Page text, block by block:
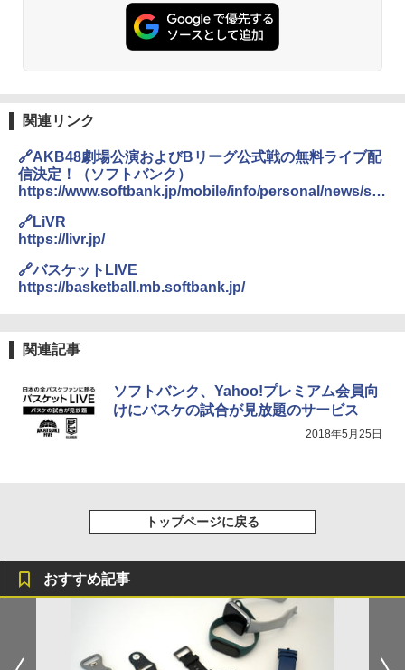
関連リンク
🔗AKB48劇場公演およびBリーグ公式戦の無料ライブ配
信決定！（ソフトバンク）
https://www.softbank.jp/mobile/info/personal/news/ser
🔗LiVR
https://livr.jp/
🔗バスケットLIVE
https://basketball.mb.softbank.jp/
関連記事
ソフトバンク、Yahoo!プレミアム会員向
けにバスケの試合が見放題のサービス
2018年5月25日
トップページに戻る
おすすめ記事